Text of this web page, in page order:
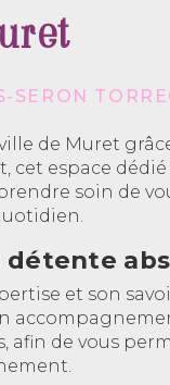
SERON
de Muret
cet espace
soin de
détente
et son
afin de vous